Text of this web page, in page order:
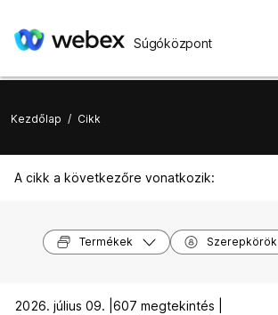
Súgóközpont
Kezdőlap / Cikk
A cikk a következőre vonatkozik:
Termékek Szerepkörök
2026. július 09. | 607 megtekintés |